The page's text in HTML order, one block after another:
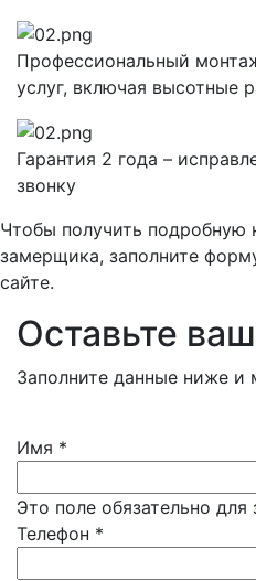
Профессиональный
услуг, включая высотные
Гарантия 2 года –
звонку
Чтобы получить подробную
замерщика, заполните
сайте.
Оставьте
Заполните данные ниже
Имя *
Это поле обязательно для
Телефон *